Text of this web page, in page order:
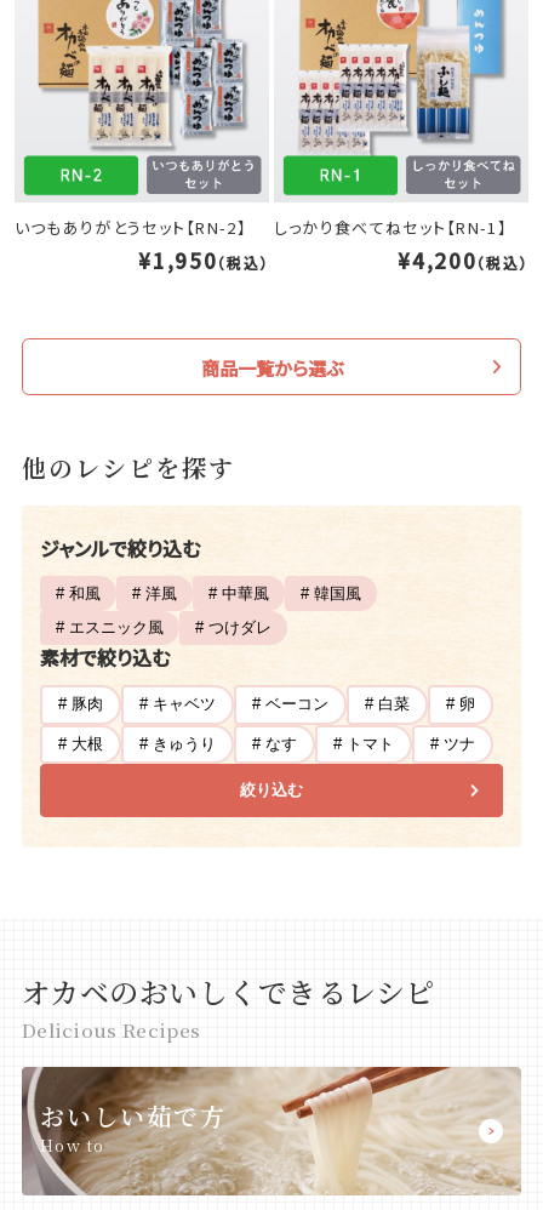
いつもありがとうセット【RN-2】
¥1,950（税込）
しっかり食べてねセット【RN-1】
¥4,200（税込）
商品一覧から選ぶ
他のレシピを探す
ジャンルで絞り込む
# 和風 # 洋風 # 中華風
# 韓国風
# エスニック風
# つけダレ
素材で絞り込む
# 豚肉 # キャベツ # ベーコン # 白菜 # 卵
# 大根 # きゅうり # なす # トマト # ツナ
絞り込む
オカベのおいしくできるレシピ
Delicious Recipes
おいしい茹で方
How to